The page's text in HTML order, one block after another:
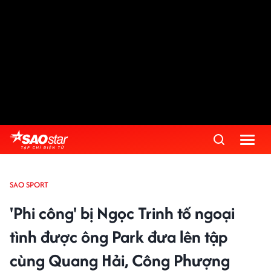
SAO SPORT
'Phi công' bị Ngọc Trinh tố ngoại
tình được ông Park đưa lên tập
cùng Quang Hải, Công Phượng